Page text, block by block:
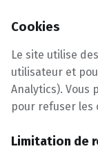
Cookies
Le site utilise
utilisateur et
Analytics). Vous
pour refuser les
Limitation de